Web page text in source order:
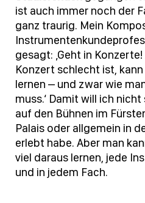
ist auch immer noch der
ganz traurig. Mein
gesagt: ‚Geht in
Konzert schlecht ist,
lernen – und zwar wie
muss.‘ Damit will ich
auf den Bühnen im
Palais oder allgemein in
erlebt habe. Aber man
viel daraus lernen, jede
und in jedem Fach.